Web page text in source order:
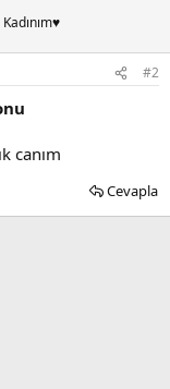
#2
canım
Cevapla